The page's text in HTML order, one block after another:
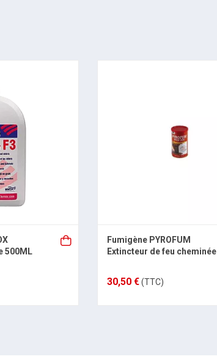
500ML
Fumigène PYROFUM
Extincteur de feu cheminée
30,50 €(TTC)